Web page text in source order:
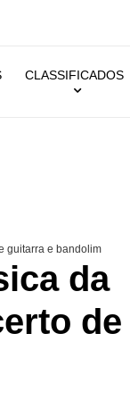
CLASSIFICADOS
guitarra e bandolim
da
de